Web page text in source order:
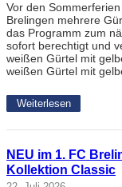
Vor den
Brelingen mehrere
das Programm zum
sofort berechtigt und
weißen Gürtel mit
weißen Gürtel mit
Weiterlesen
NEU im 1. FC
Kollektion Classic